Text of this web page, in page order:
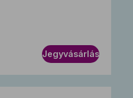
Jegyvásárlás